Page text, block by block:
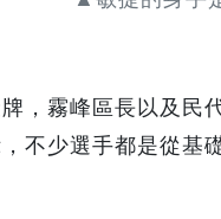
，霧峰區長以及民
不少選手都是從基